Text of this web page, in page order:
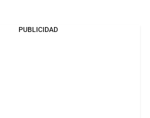
PUBLICIDAD